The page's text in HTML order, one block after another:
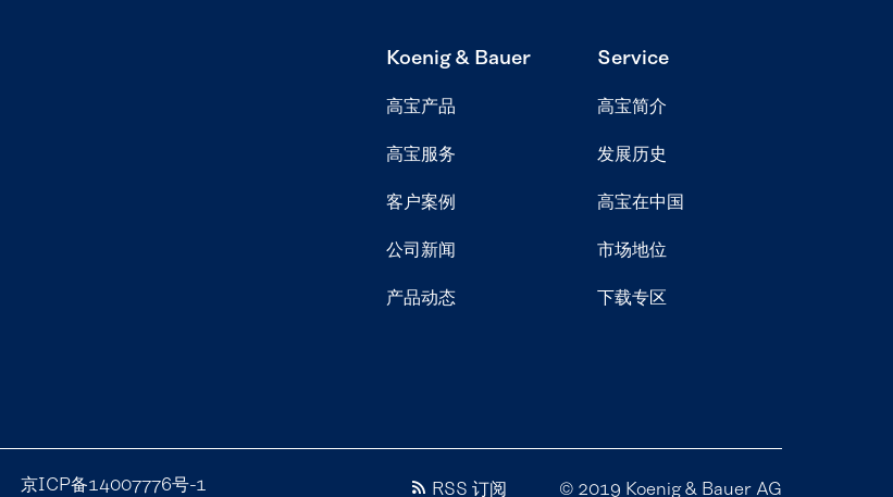
Koenig & Bauer
高宝产品
高宝服务
客户案例
公司新闻
产品动态
Service
高宝简介
发展历史
高宝在中国
市场地位
下载专区
京ICP备14007776号-1 RSS 订阅 © 2019 Koenig & Bauer AG